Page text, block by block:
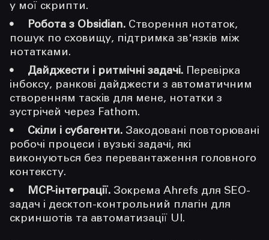
у мої скрипти.
Робота з Obsidian. Створення нотаток,
пошук по сховищу, підтримка зв'язків між
нотатками.
Дайджести і ритмічні задачі. Перевірка
інбоксу, ранкові дайджести з автоматичним
створенням тасків для мене, нотатки з
зустрічей через Fathom.
Скіли і субагенти. Закодовані повторювані
робочі процеси і вузькі задачі, які
виконуються без перевантаження головного
контексту.
MCP-інтеграції. Зокрема Ahrefs для SEO-
задач і десктоп-контрольний плагін для
скриншотів та автоматизації UI.